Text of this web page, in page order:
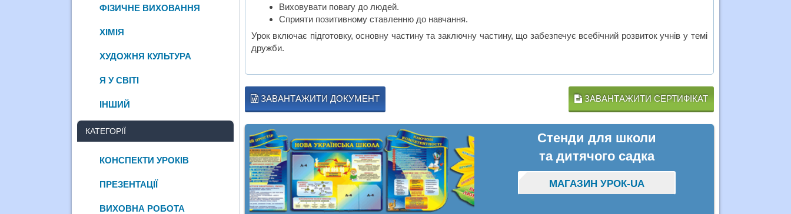
Виховувати повагу до людей.
Сприяти позитивному ставленню до навчання.
Урок включає підготовку, основну частину та заключну частину, що забезпечує всебічний розвиток учнів у темі
дружби.
ЗАВАНТАЖИТИ ДОКУМЕНТ ЗАВАНТАЖИТИ СЕРТИФІКАТ
Стенди для школи
та дитячого садка
МАГАЗИН УРОК-UA
ФІЗИЧНЕ ВИХОВАННЯ
ХІМІЯ
ХУДОЖНЯ КУЛЬТУРА
Я У СВІТІ
ІНШИЙ
КАТЕГОРІЇ
КОНСПЕКТИ УРОКІВ
ПРЕЗЕНТАЦІЇ
ВИХОВНА РОБОТА